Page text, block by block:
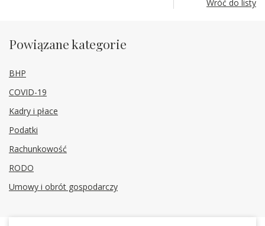
Wróć do listy
Powiązane kategorie
BHP
COVID-19
Kadry i płace
Podatki
Rachunkowość
RODO
Umowy i obrót gospodarczy